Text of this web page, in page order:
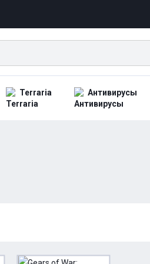
Terraria Антивирусы